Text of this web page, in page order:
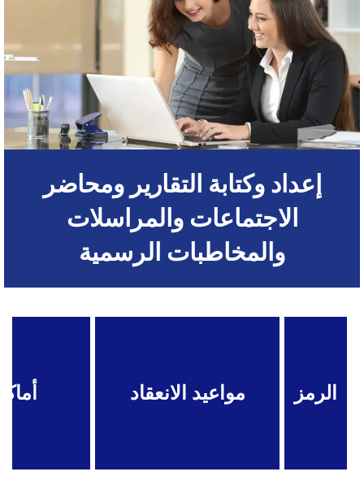
إعداد وكتابة التقارير ومحاضر
الاجتماعات والمراسلات
والمخاطبات الرسمية
الرمز مواعيد الانعقاد